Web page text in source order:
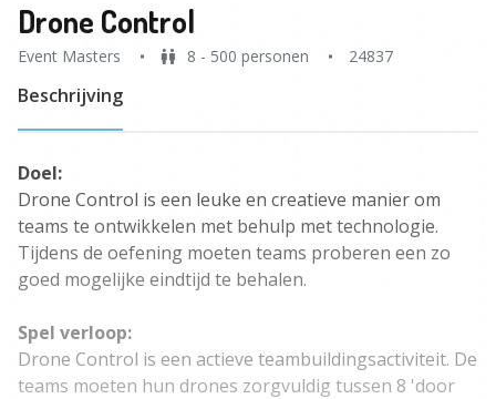
Drone Control
Event Masters 8 - 500 personen 24837
Beschrijving
Doel:
Drone Control is een leuke en creatieve manier om
teams te ontwikkelen met behulp met technologie.
Tijdens de oefening moeten teams proberen een zo
goed mogelijke eindtijd te behalen.
Spel verloop:
Drone Control is een actieve teambuildingsactiviteit. De
teams moeten hun drones zorgvuldig tussen 8 'door